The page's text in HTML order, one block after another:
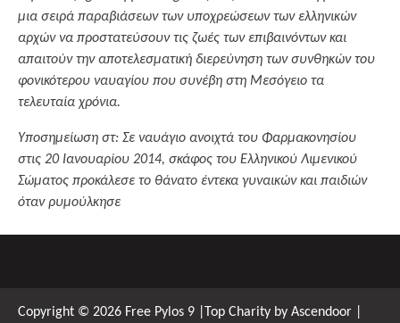
μια σειρά παραβιάσεων των υποχρεώσεων των ελληνικών
αρχών να προστατεύσουν τις ζωές των επιβαινόντων και
απαιτούν την αποτελεσματική διερεύνηση των συνθηκών του
φονικότερου ναυαγίου που συνέβη στη Μεσόγειο τα
τελευταία χρόνια.
Υποσημείωση στ: Σε ναυάγιο ανοιχτά του Φαρμακονησίου
στις 20 Ιανουαρίου 2014, σκάφος του Ελληνικού Λιμενικού
Σώματος προκάλεσε το θάνατο έντεκα γυναικών και παιδιών
όταν ρυμούλκησε
Copyright © 2026 Free Pylos 9 |Top Charity by Ascendoor